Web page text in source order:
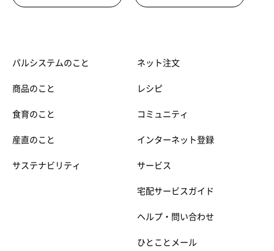
パルシステムのこと
商品のこと
食育のこと
産直のこと
サステナビリティ
ネット注文
レシピ
コミュニティ
インターネット登録
サービス
宅配サービスガイド
ヘルプ・問い合わせ
ひとことメール